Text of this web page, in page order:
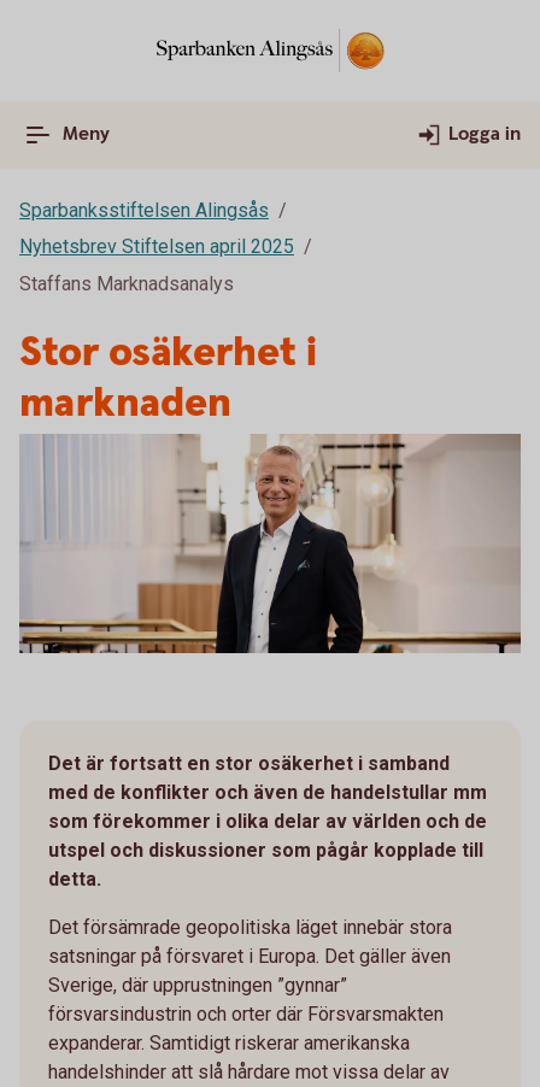
Meny Logga in
Sparbanksstiftelsen Alingsås
Nyhetsbrev Stiftelsen april 2025
Staffans Marknadsanalys
Stor osäkerhet i
marknaden
Det är fortsatt en stor osäkerhet i samband
med de konflikter och även de handelstullar mm
som förekommer i olika delar av världen och de
utspel och diskussioner som pågår kopplade till
detta.
Det försämrade geopolitiska läget innebär stora
satsningar på försvaret i Europa. Det gäller även
Sverige, där upprustningen ”gynnar”
försvarsindustrin och orter där Försvarsmakten
expanderar. Samtidigt riskerar amerikanska
handelshinder att slå hårdare mot vissa delar av